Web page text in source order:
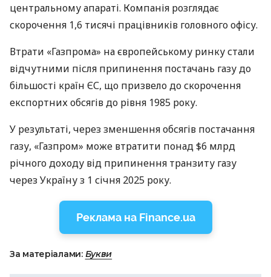
центральному апараті. Компанія розглядає
скорочення 1,6 тисячі працівників головного офісу.
Втрати «Газпрома» на європейському ринку стали
відчутними після припинення постачань газу до
більшості країн ЄС, що призвело до скорочення
експортних обсягів до рівня 1985 року.
У результаті, через зменшення обсягів постачання
газу, «Газпром» може втратити понад $6 млрд
річного доходу від припинення транзиту газу
через Україну з 1 січня 2025 року.
Реклама на Finance.ua
За матеріалами: Букви